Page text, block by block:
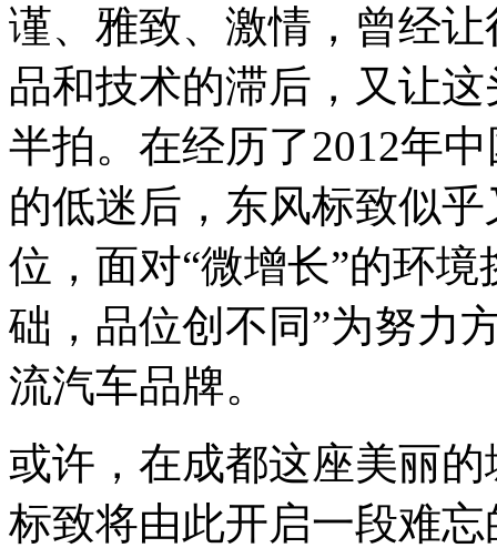
谨、雅致、激情，曾经
品和技术的滞后，又让
半拍。在经历了2012年
的低迷后，东风标致似
位，面对“微增长”的环
础，品位创不同”为努力
流汽车品牌。
或许，在成都这座美丽
标致将由此开启一段难